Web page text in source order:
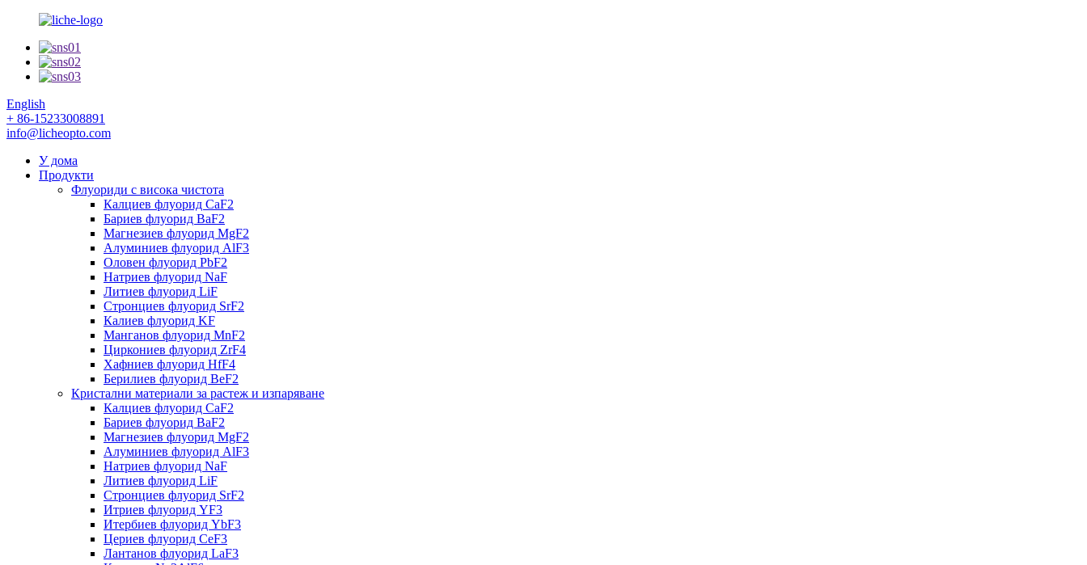
English
+ 86-15233008891
info@licheopto.com
У дома
Продукти
Флуориди с висока чистота
Калциев флуорид CaF2
Бариев флуорид BaF2
Магнезиев флуорид MgF2
Алуминиев флуорид AlF3
Оловен флуорид PbF2
Натриев флуорид NaF
Литиев флуорид LiF
Стронциев флуорид SrF2
Калиев флуорид KF
Манганов флуорид MnF2
Циркониев флуорид ZrF4
Хафниев флуорид HfF4
Берилиев флуорид BeF2
Кристални материали за растеж и изпаряване
Калциев флуорид CaF2
Бариев флуорид BaF2
Магнезиев флуорид MgF2
Алуминиев флуорид AlF3
Натриев флуорид NaF
Литиев флуорид LiF
Стронциев флуорид SrF2
Итриев флуорид YF3
Итербиев флуорид YbF3
Цериев флуорид CeF3
Лантанов флуорид LaF3